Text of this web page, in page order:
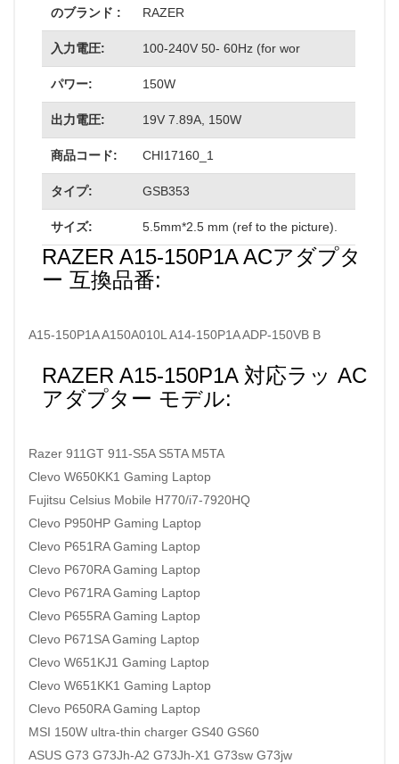
のブランド : RAZER
入力電圧: 100-240V 50- 60Hz (for wor
パワー: 150W
出力電圧: 19V 7.89A, 150W
商品コード: CHI17160_1
タイプ: GSB353
サイズ: 5.5mm*2.5 mm (ref to the picture).
RAZER A15-150P1A ACアダプタ
ー 互換品番:
A15-150P1A A150A010L A14-150P1A ADP-150VB B
RAZER A15-150P1A 対応ラッ AC
アダプター モデル:
Razer 911GT 911-S5A S5TA M5TA
Clevo W650KK1 Gaming Laptop
Fujitsu Celsius Mobile H770/i7-7920HQ
Clevo P950HP Gaming Laptop
Clevo P651RA Gaming Laptop
Clevo P670RA Gaming Laptop
Clevo P671RA Gaming Laptop
Clevo P655RA Gaming Laptop
Clevo P671SA Gaming Laptop
Clevo W651KJ1 Gaming Laptop
Clevo W651KK1 Gaming Laptop
Clevo P650RA Gaming Laptop
MSI 150W ultra-thin charger GS40 GS60
ASUS G73 G73Jh-A2 G73Jh-X1 G73sw G73jw